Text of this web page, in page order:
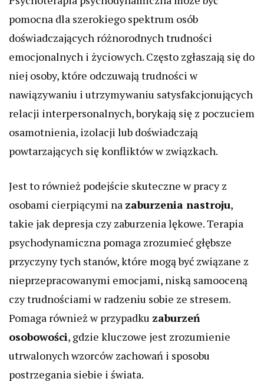
pomocna dla szerokiego spektrum osób
doświadczających różnorodnych trudności
emocjonalnych i życiowych. Często zgłaszają się do
niej osoby, które odczuwają trudności w
nawiązywaniu i utrzymywaniu satysfakcjonujących
relacji interpersonalnych, borykają się z poczuciem
osamotnienia, izolacji lub doświadczają
powtarzających się konfliktów w związkach.
Jest to również podejście skuteczne w pracy z
osobami cierpiącymi na zaburzenia nastroju,
takie jak depresja czy zaburzenia lękowe. Terapia
psychodynamiczna pomaga zrozumieć głębsze
przyczyny tych stanów, które mogą być związane z
nieprzepracowanymi emocjami, niską samooceną
czy trudnościami w radzeniu sobie ze stresem.
Pomaga również w przypadku zaburzeń
osobowości, gdzie kluczowe jest zrozumienie
utrwalonych wzorców zachowań i sposobu
postrzegania siebie i świata.